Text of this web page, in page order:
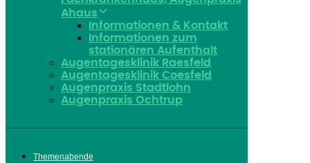
Ahaus
Informationen & Kontakt
Informationen zum
stationären Aufenthalt
Augentagesklinik Raesfeld
Augentagesklinik Coesfeld
Augenpraxis Stadtlohn
Augenpraxis Ochtrup
Themenabende